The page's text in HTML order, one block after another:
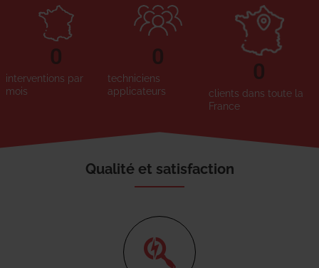
interventions par
mois
0
techniciens
applicateurs
0
clients dans toute la
France
0
Qualité et satisfaction